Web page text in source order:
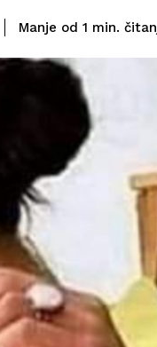
Manje od 1 min.